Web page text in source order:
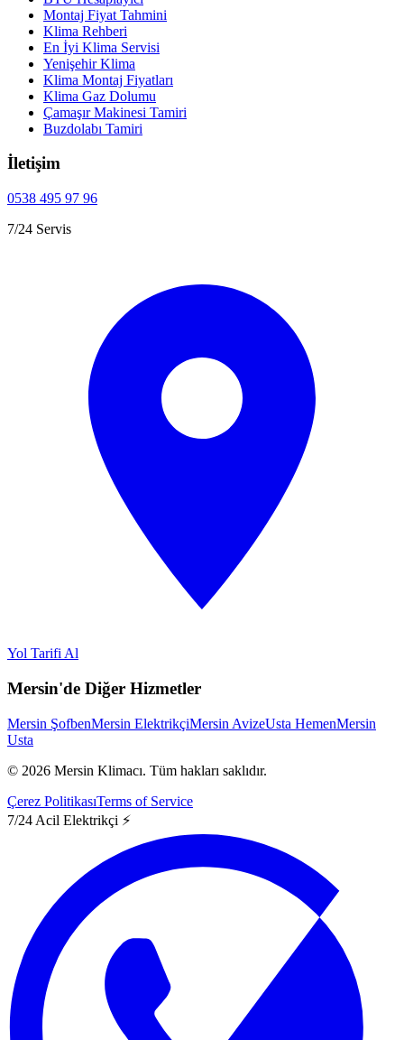
Montaj Fiyat Tahmini
Klima Rehberi
En İyi Klima Servisi
Yenişehir Klima
Klima Montaj Fiyatları
Klima Gaz Dolumu
Çamaşır Makinesi Tamiri
Buzdolabı Tamiri
İletişim
0538 495 97 96
7/24 Servis
Yol Tarifi Al
Mersin'de Diğer Hizmetler
Mersin ŞofbenMersin ElektrikçiMersin AvizeUsta HemenMersin
Usta
© 2026 Mersin Klimacı. Tüm hakları saklıdır.
Çerez PolitikasıTerms of Service
7/24 Acil Elektrikçi ⚡